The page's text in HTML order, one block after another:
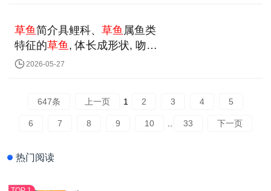
草鱼简介具鲤科、 草鱼 属⁠鱼类
特征的草鱼 ‌, 体‍长成形状, ‌吻略
显钝态
2026-05-27
647条 上一页 1 2 3 4 5
6 7 8 9 10 33 下一页
热门阅读